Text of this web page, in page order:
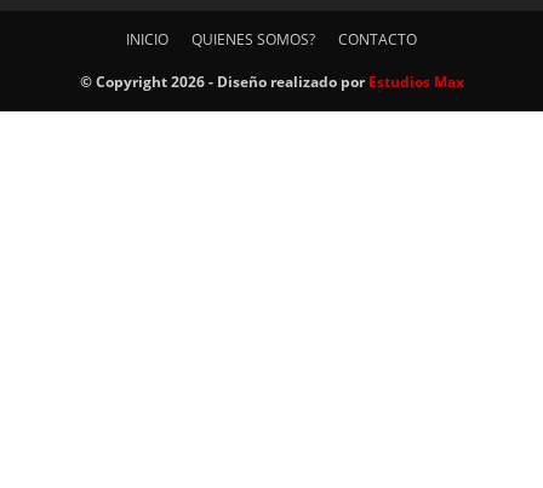
INICIO QUIENES SOMOS? CONTACTO
© Copyright 2026 - Diseño realizado porEstudios Max